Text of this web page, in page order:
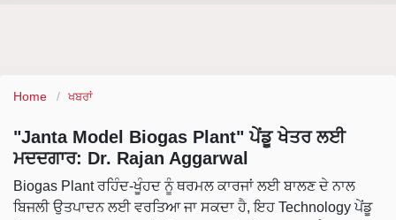
Home ਖਬਰਾਂ
"Janta Model Biogas Plant" ਪੇਂਡੂ ਖੇਤਰ ਲਈ
ਮਦਦਗਾਰ: Dr. Rajan Aggarwal
Biogas Plant ਰਹਿੰਦ-ਖੂੰਹਦ ਨੂੰ ਥਰਮਲ ਕਾਰਜਾਂ ਲਈ ਬਾਲਣ ਦੇ ਨਾਲ
ਬਿਜਲੀ ਉਤਪਾਦਨ ਲਈ ਵਰਤਿਆ ਜਾ ਸਕਦਾ ਹੈ, ਇਹ Technology ਪੇਂਡੂ